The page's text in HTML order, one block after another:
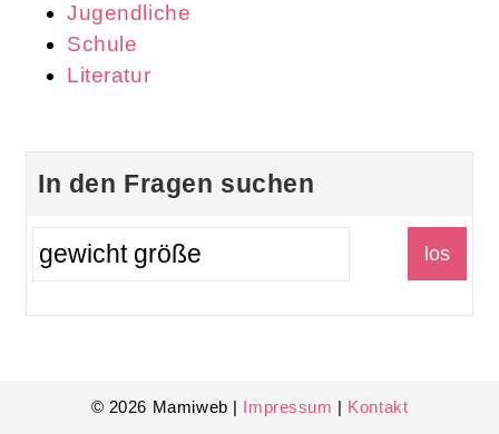
Jugendliche
Schule
Literatur
In den Fragen suchen
© 2026 Mamiweb | Impressum | Kontakt